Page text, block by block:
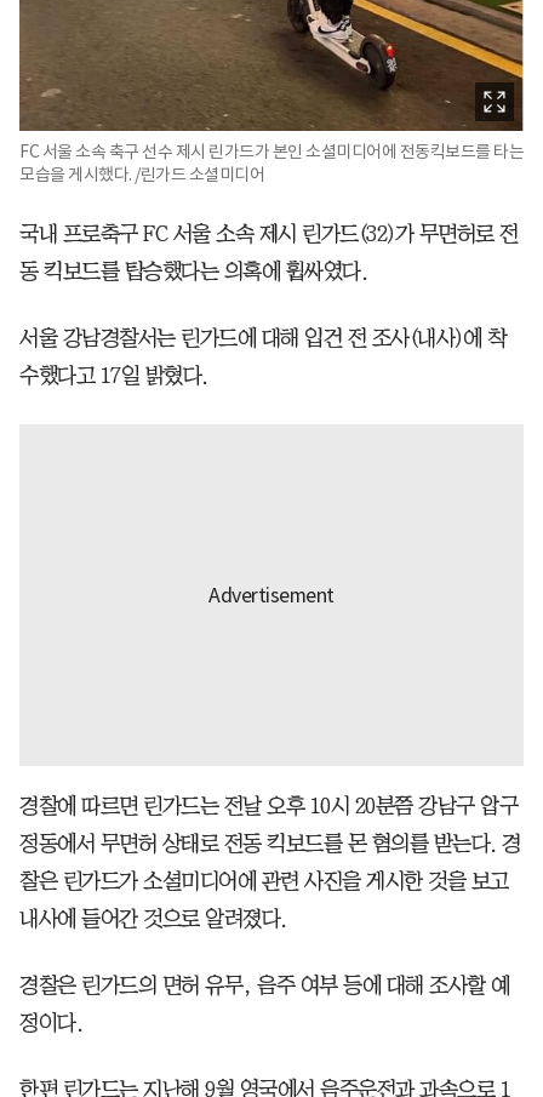
FC 서울 소속 축구 선수 제시 린가드가 본인 소셜미디어에 전동킥보드를 타는
모습을 게시했다. /린가드 소셜미디어
국내 프로축구 FC 서울 소속 제시 린가드(32)가 무면허로 전
동 킥보드를 탑승했다는 의혹에 휩싸였다.
서울 강남경찰서는 린가드에 대해 입건 전 조사(내사)에 착
수했다고 17일 밝혔다.
경찰에 따르면 린가드는 전날 오후 10시 20분쯤 강남구 압구
정동에서 무면허 상태로 전동 킥보드를 몬 혐의를 받는다. 경
찰은 린가드가 소셜미디어에 관련 사진을 게시한 것을 보고
내사에 들어간 것으로 알려졌다.
경찰은 린가드의 면허 유무, 음주 여부 등에 대해 조사할 예
정이다.
한편 린가드는 지난해 9월 영국에서 음주운전과 과속으로 1